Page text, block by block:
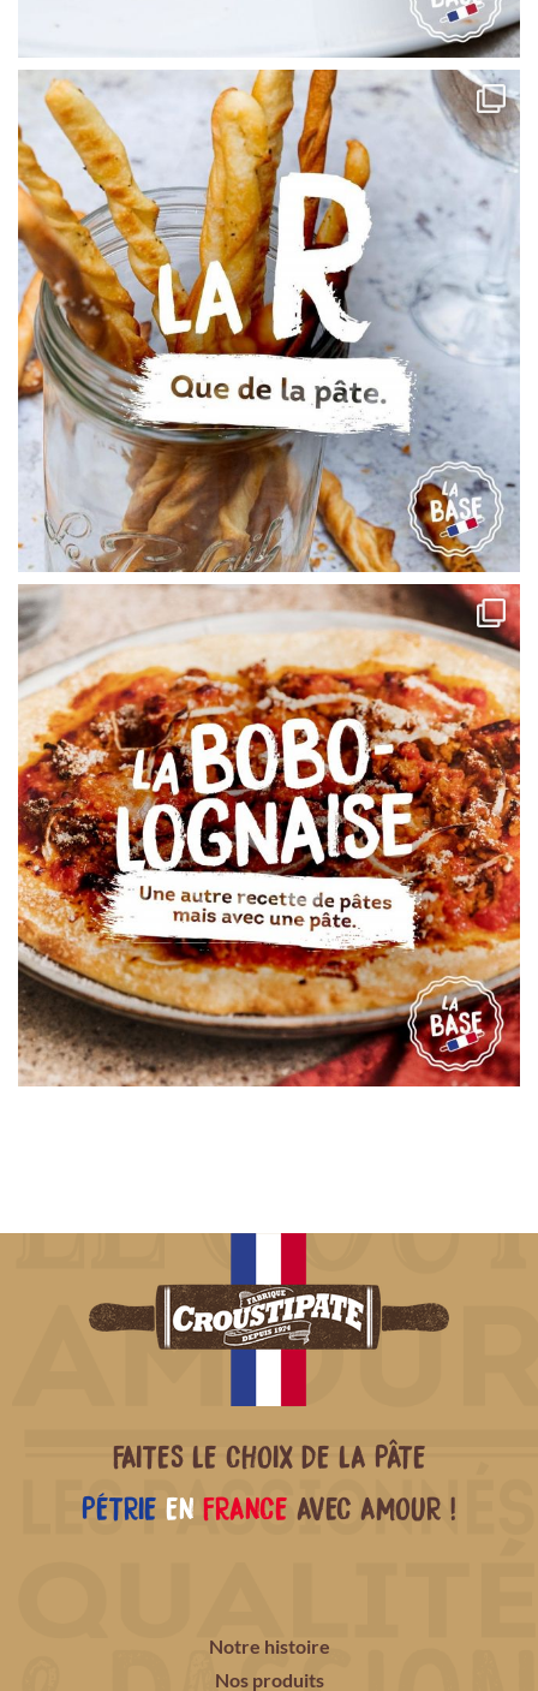
FAITES LE CHOIX DE LA PÂTE
PÉTRIE EN FRANCE AVEC AMOUR !
Notre histoire
Nos produits